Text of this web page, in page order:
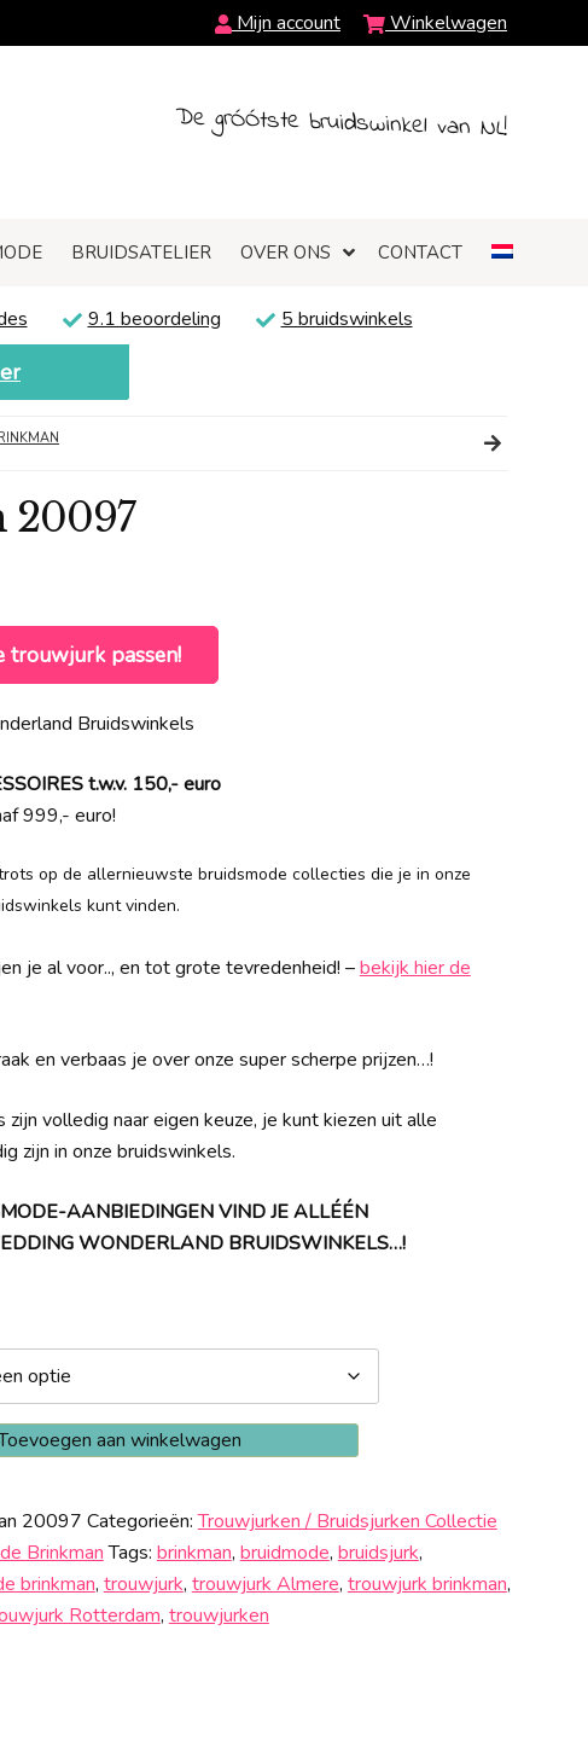
Mijn account Winkelwagen
De grÓÓtste bruidswinkel van NL!
BRUIDSATELIER OVER ONS CONTACT
9.1 beoordeling 5 bruidswinkels
trouwjurk passen!
Bruidswinkels
t.w.v. 150,- euro
999,- euro!
op de allernieuwste bruidsmode collecties die je in onze
kunt vinden.
je al voor.., en tot grote tevredenheid! –bekijk hier de
en verbaas je over onze super scherpe prijzen…!
zijn volledig naar eigen keuze, je kunt kiezen uit alle
zijn in onze bruidswinkels.
AANBIEDINGEN VIND JE ALLÉÉN
WONDERLAND BRUIDSWINKELS…!
aan winkelwagen
20097 Categorieën:Trouwjurken / Bruidsjurken Collectie
Brinkman Tags: brinkman, bruidmode, bruidsjurk,
brinkman, trouwjurk, trouwjurk Almere, trouwjurk brinkman,
Rotterdam, trouwjurken